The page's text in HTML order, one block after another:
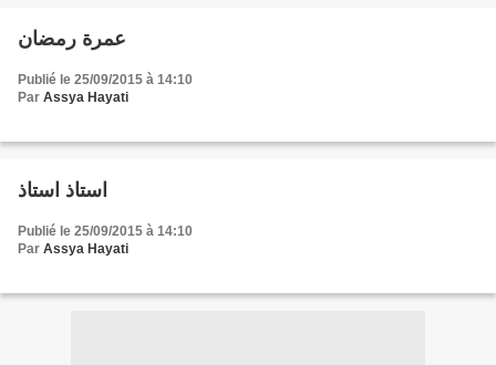
عمرة رمضان
Publié le 25/09/2015 à 14:10
Par Assya Hayati
استاذ استاذ
Publié le 25/09/2015 à 14:10
Par Assya Hayati